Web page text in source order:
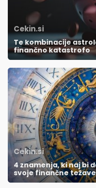
Cekin.si
Te kombinacije
finančno katastrofo
Cekin.si
4 znamenja, ki naj bi
svoje finančne težave